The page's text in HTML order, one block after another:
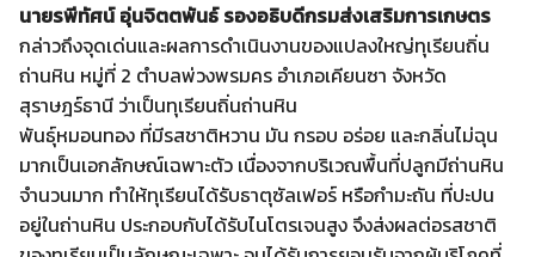
นายรพีทัศน์ อุ่นจิตตพันธ์ รองอธิบดีกรมส่งเสริมการเกษตร
กล่าวถึงจุดเด่นและผลการดำเนินงานของแปลงใหญ่ทุเรียนถิ่น
ถ่านหิน หมู่ที่ 2 ตำบลพ่วงพรมคร อำเภอเคียนซา จังหวัด
สุราษฎร์ธานี ว่าเป็นทุเรียนถิ่นถ่านหิน
พันธุ์หมอนทอง ที่มีรสชาติหวาน มัน กรอบ อร่อย และกลิ่นไม่ฉุน
มากเป็นเอกลักษณ์เฉพาะตัว เนื่องจากบริเวณพื้นที่ปลูกมีถ่านหิน
จำนวนมาก ทำให้ทุเรียนได้รับธาตุซัลเฟอร์ หรือกำมะถัน ที่ปะปน
อยู่ในถ่านหิน ประกอบกับได้รับไนโตรเจนสูง จึงส่งผลต่อรสชาติ